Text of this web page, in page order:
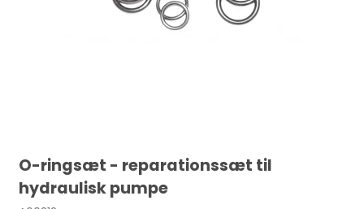
O-ringsæt - reparationssæt til
hydraulisk pumpe